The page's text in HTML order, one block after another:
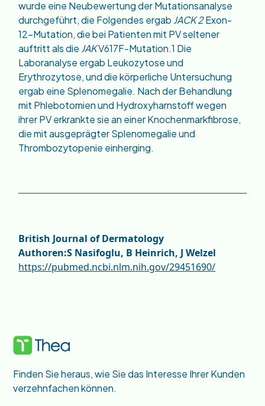
wurde eine Neubewertung der Mutationsanalyse
durchgeführt, die Folgendes ergab JACK 2Exon-
12-Mutation, die bei Patienten mit PV seltener
auftritt als die JAKV617F-Mutation.1 Die
Laboranalyse ergab Leukozytose und
Erythrozytose, und die körperliche Untersuchung
ergab eine Splenomegalie. Nach der Behandlung
mit Phlebotomien und Hydroxyharnstoff wegen
ihrer PV erkrankte sie an einer Knochenmarkfibrose,
die mit ausgeprägter Splenomegalie und
Thrombozytopenie einherging.
British Journal of Dermatology
Authoren:S Nasifoglu, B Heinrich, J Welzel
https://pubmed.ncbi.nlm.nih.gov/29451690/
Finden Sie heraus, wie Sie das Interesse Ihrer Kunden
verzehnfachen können.